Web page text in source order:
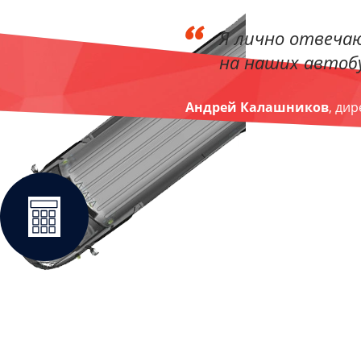
Я лично
на наших
Андрей Калашников,